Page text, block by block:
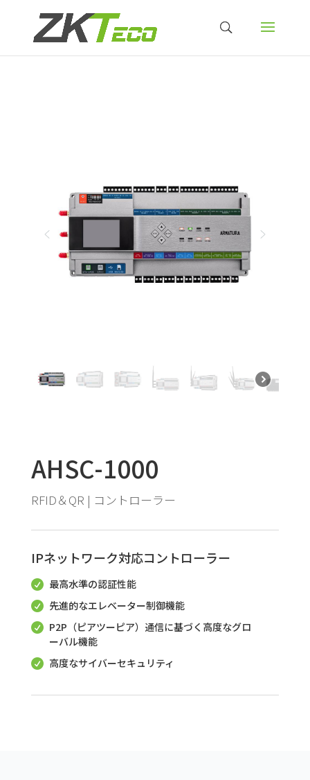
AHSC-1000
RFID＆QR | コントローラー
IPネットワーク対応コントローラー
 最高水準の認証性能
 先進的なエレベーター制御機能
 P2P（ピアツーピア）通信に基づく高度なグロ
ーバル機能
 高度なサイバーセキュリティ